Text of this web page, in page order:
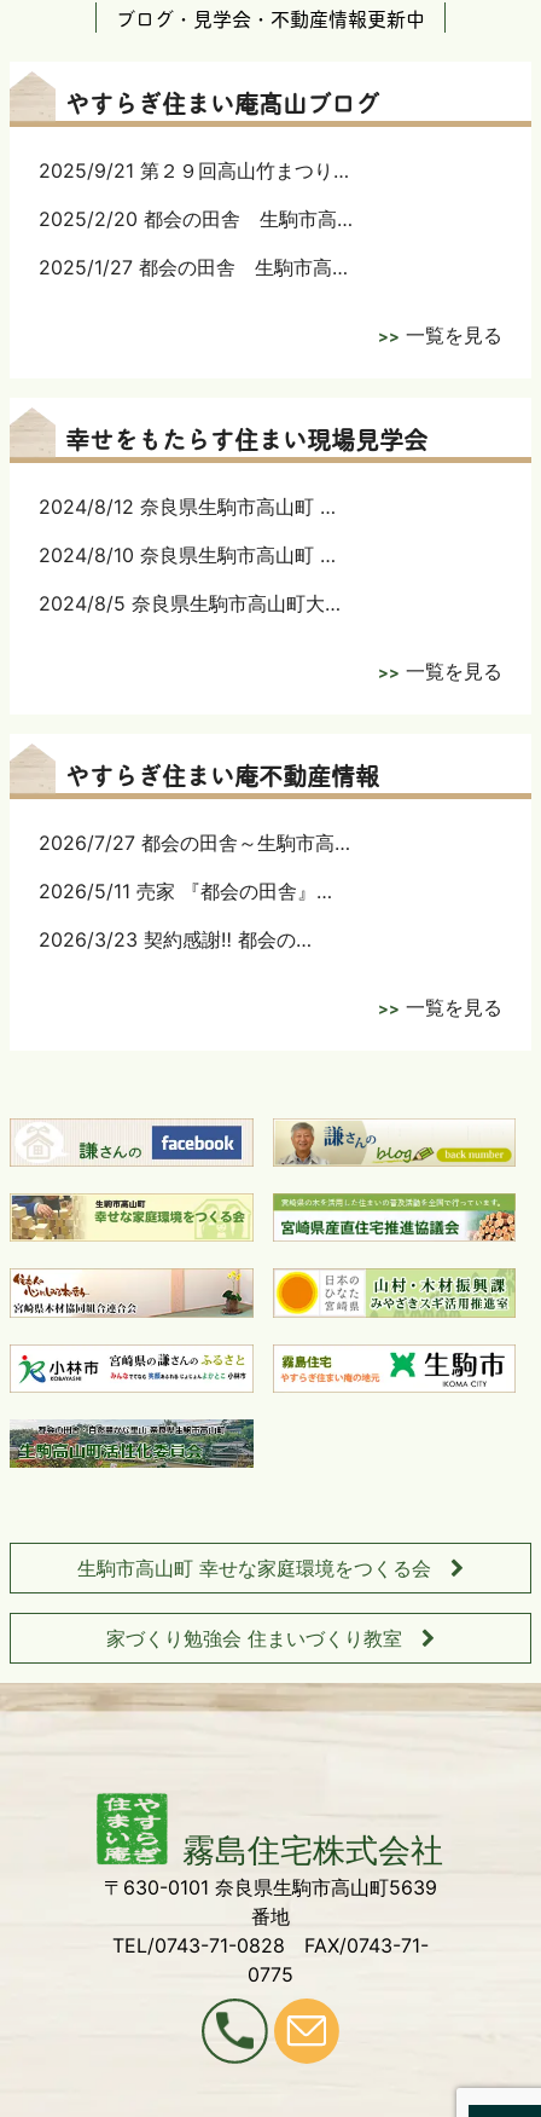
ブログ・見学会・不動産情報更新中
やすらぎ住まい庵髙山ブログ
2025/9/21 第２９回高山竹まつり…
2025/2/20 都会の田舎 生駒市高…
2025/1/27 都会の田舎 生駒市高…
一覧を見る
幸せをもたらす住まい現場見学会
2024/8/12 奈良県生駒市高山町 …
2024/8/10 奈良県生駒市高山町 …
2024/8/5 奈良県生駒市高山町大…
一覧を見る
やすらぎ住まい庵不動産情報
2026/7/27 都会の田舎～生駒市高…
2026/5/11 売家 『都会の田舎』…
2026/3/23 契約感謝‼ 都会の…
一覧を見る
生駒市高山町 幸せな家庭環境をつくる会
家づくり勉強会 住まいづくり教室
〒630-0101 奈良県生駒市高山町5639
番地
TEL/0743-71-0828 FAX/0743-71-
0775